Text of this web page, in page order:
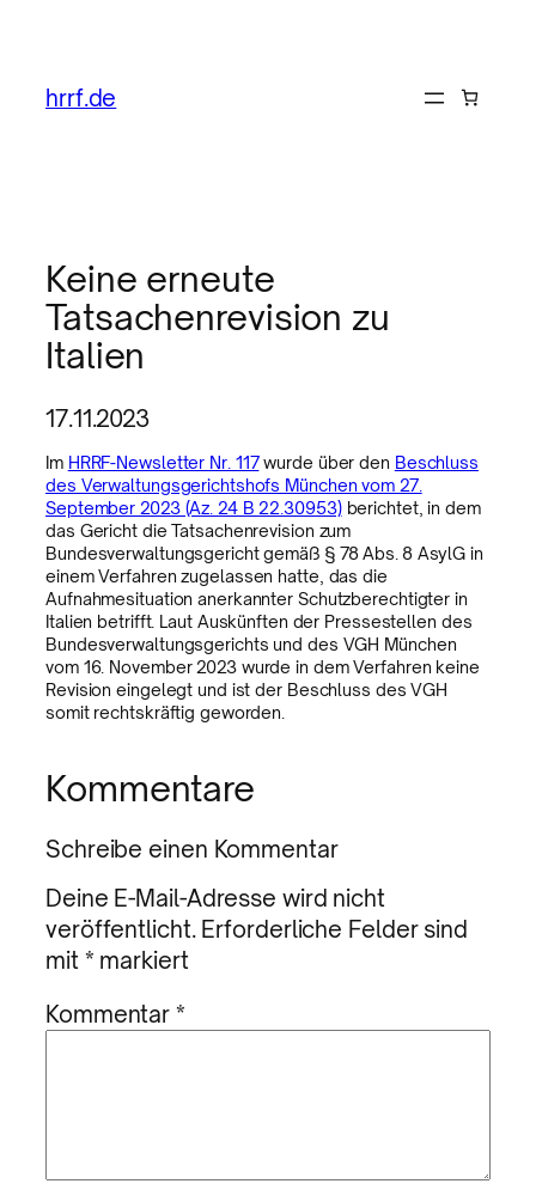
hrrf.de
Keine erneute
Tatsachenrevision zu
Italien
17.11.2023
Im HRRF-Newsletter Nr. 117wurde über den Beschluss
des Verwaltungsgerichtshofs München vom 27.
September 2023 (Az. 24 B 22.30953)berichtet, in dem
das Gericht die Tatsachenrevision zum
Bundesverwaltungsgericht gemäß § 78 Abs. 8 AsylG in
einem Verfahren zugelassen hatte, das die
Aufnahmesituation anerkannter Schutzberechtigter in
Italien betrifft. Laut Auskünften der Pressestellen des
Bundesverwaltungsgerichts und des VGH München
vom 16. November 2023 wurde in dem Verfahren keine
Revision eingelegt und ist der Beschluss des VGH
somit rechtskräftig geworden.
Kommentare
Schreibe einen Kommentar
Deine E-Mail-Adresse wird nicht
veröffentlicht. Erforderliche Felder sind
mit * markiert
Kommentar*